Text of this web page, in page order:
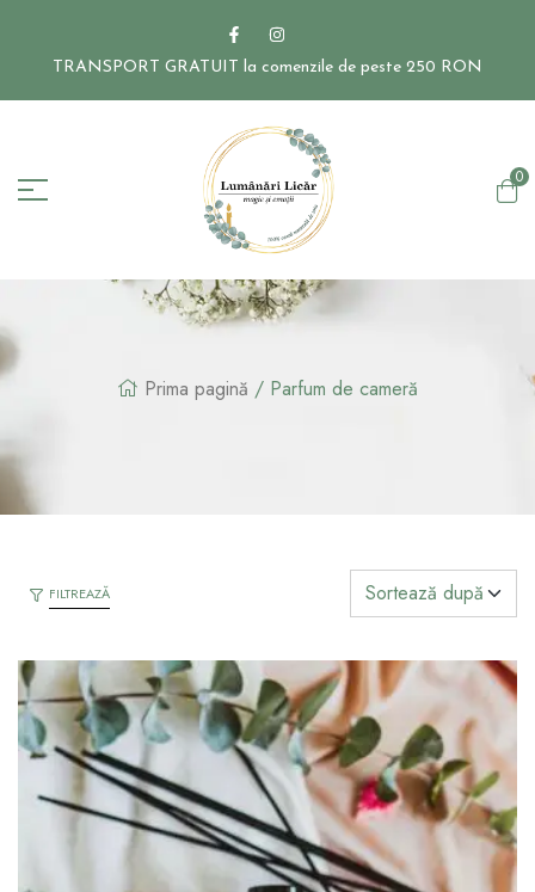
TRANSPORT GRATUIT la comenzile de peste 250 RON
0
Prima pagină / Parfum de cameră
FILTREAZĂ